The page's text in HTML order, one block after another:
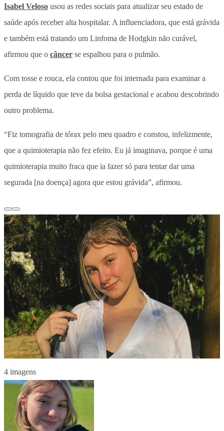
Isabel Veloso usou as redes sociais para atualizar seu estado de
saúde após receber alta hospitalar. A influenciadora, que está grávida
e também está tratando um Linfoma de Hodgkin não curável,
afirmou que o câncer se espalhou para o pulmão.
Com tosse e rouca, ela contou que foi internada para examinar a
perda de líquido que teve da bolsa gestacional e acabou descobrindo
outro problema.
“Fiz tomografia de tórax pelo meu quadro e constou, infelizmente,
que a quimioterapia não fez efeito. Eu já imaginava, porque é uma
quimioterapia muito fraca que ia fazer só para tentar dar uma
segurada [na doença] agora que estou grávida”, afirmou.
4 imagens